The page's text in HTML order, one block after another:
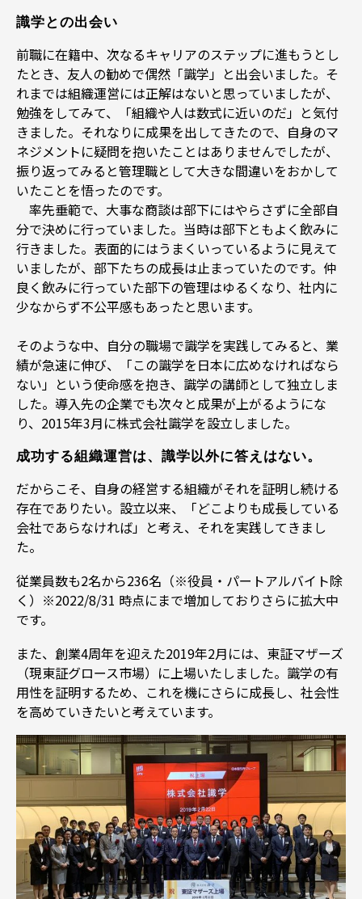
識学との出会い
前職に在籍中、次なるキャリアのステップに進もうとし
たとき、友人の勧めで偶然「識学」と出会いました。そ
れまでは組織運営には正解はないと思っていましたが、
勉強をしてみて、「組織や人は数式に近いのだ」と気付
きました。それなりに成果を出してきたので、自身のマ
ネジメントに疑問を抱いたことはありませんでしたが、
振り返ってみると管理職として大きな間違いをおかして
いたことを悟ったのです。
率先垂範で、大事な商談は部下にはやらさずに全部自
分で決めに行っていました。当時は部下ともよく飲みに
行きました。表面的にはうまくいっているように見えて
いましたが、部下たちの成長は止まっていたのです。仲
良く飲みに行っていた部下の管理はゆるくなり、社内に
少なからず不公平感もあったと思います。
そのような中、自分の職場で識学を実践してみると、業
績が急速に伸び、「この識学を日本に広めなければなら
ない」という使命感を抱き、識学の講師として独立しま
した。導入先の企業でも次々と成果が上がるようにな
り、2015年3月に株式会社識学を設立しました。
成功する組織運営は、識学以外に答えはない。
だからこそ、自身の経営する組織がそれを証明し続ける
存在でありたい。設立以来、「どこよりも成長している
会社であらなければ」と考え、それを実践してきまし
た。
従業員数も2名から236名（※役員・パートアルバイト除
く）※2022/8/31 時点にまで増加しておりさらに拡大中
です。
また、創業4周年を迎えた2019年2月には、東証マザーズ
（現東証グロース市場）に上場いたしました。識学の有
用性を証明するため、これを機にさらに成長し、社会性
を高めていきたいと考えています。